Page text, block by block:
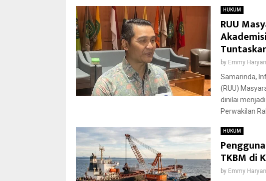
HUKUM
RUU
by Emmy
Samarinda,
(RUU)
dinilai
Perwakilan
HUKUM
TKBM di
by Emmy